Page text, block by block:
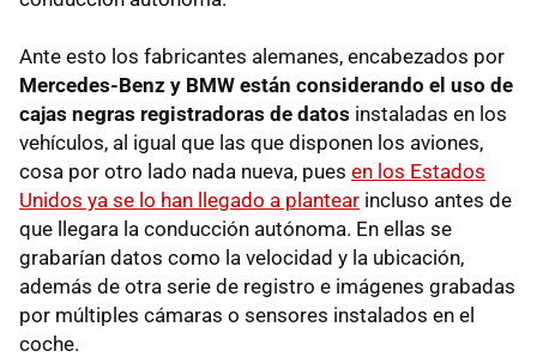
Ante esto los fabricantes alemanes, encabezados por
Mercedes-Benz y BMW están considerando el uso de
cajas negras registradoras de datos instaladas en los
vehículos, al igual que las que disponen los aviones,
cosa por otro lado nada nueva, pues en los Estados
Unidos ya se lo han llegado a plantear incluso antes de
que llegara la conducción autónoma. En ellas se
grabarían datos como la velocidad y la ubicación,
además de otra serie de registro e imágenes grabadas
por múltiples cámaras o sensores instalados en el
coche.